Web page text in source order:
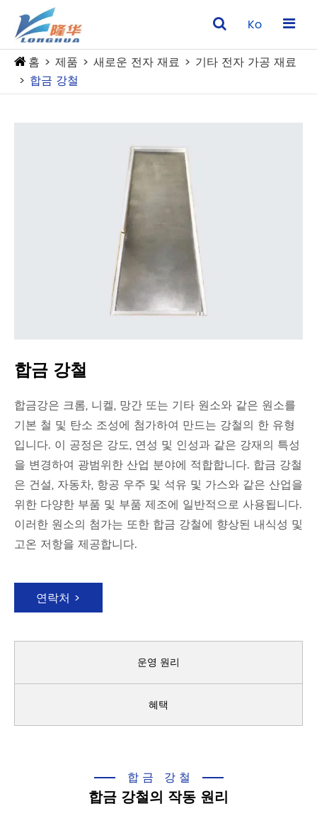
Ko
홈 제품 새로운 전자 재료
기타 전자 가공 재료
합금 강철
합금 강철
합금강은 크롬, 니켈, 망간 또는 기타 원소와 같은 원소를
기본 철 및 탄소 조성에 첨가하여 만드는 강철의 한 유형
입니다. 이 공정은 강도, 연성 및 인성과 같은 강재의 특성
을 변경하여 광범위한 산업 분야에 적합합니다. 합금 강철
은 건설, 자동차, 항공 우주 및 석유 및 가스와 같은 산업을
위한 다양한 부품 및 부품 제조에 일반적으로 사용됩니다.
이러한 원소의 첨가는 또한 합금 강철에 향상된 내식성 및
고온 저항을 제공합니다.
연락처 >
운영 원리
혜택
합금 강철
합금 강철의 작동 원리